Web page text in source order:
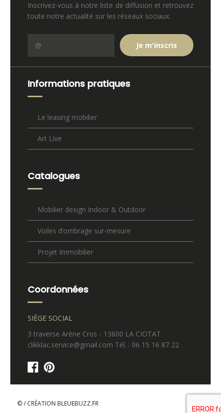
Inscrivez-vous à notre liste de diffusion et retrouvez
toute notre actualité sur les réseaux sociaux.
Informations pratiques
Le leasing mobilier
Art Live
Catalogues
Mobilier design Indoor & Outdoor
Voiles d’ombrage sur-mesure
Projet Immobilier
Coordonnées
SIÈGE SOCIAL
3 traverse Arène Cros - 13600 LA CIOTAT
clikklac.service@gmail.com Tél. : 06 15 16 87 22
© / CRÉATION BLEUEBUZZ.FR